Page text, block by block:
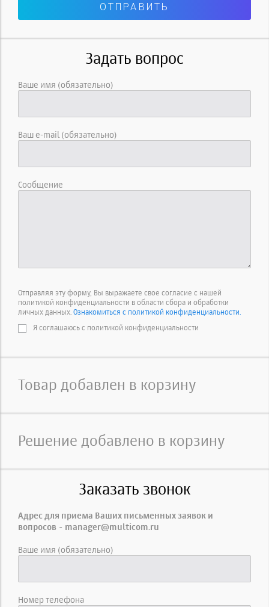
Задать вопрос
Ваше имя (обязательно)
Ваш e-mail (обязательно)
Сообщение
Отправляя эту форму, Вы выражаете свое согласие с нашей
политикой конфиденциальности в области сбора и обработки
личных данных. Ознакомиться с политикой конфиденциальности.
Я соглашаюсь с политикой конфиденциальности
Товар добавлен в корзину
Решение добавлено в корзину
Заказать звонок
Адрес для приема Ваших письменных заявок и
вопросов - manager@multicom.ru
Ваше имя (обязательно)
Номер телефона